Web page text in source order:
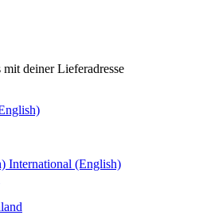
mit deiner Lieferadresse
International (English)